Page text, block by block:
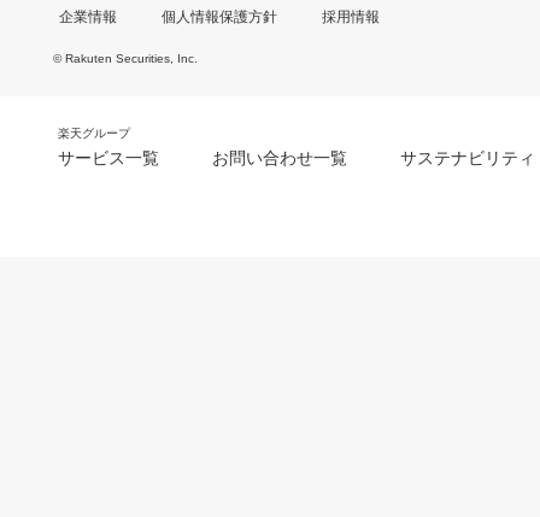
企業情報 個人情報保護方針 採用情報
© Rakuten Securities, Inc.
楽天グループ
サービス一覧 お問い合わせ一覧 サステナビリティ